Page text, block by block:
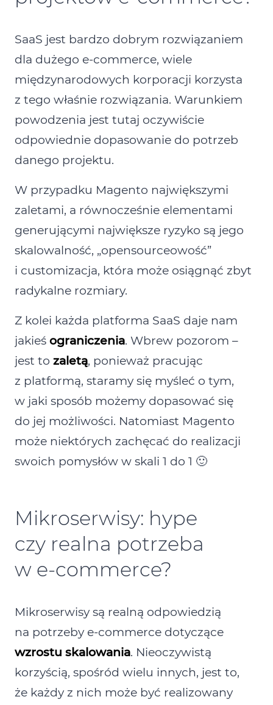
SaaS jest bardzo dobrym rozwiązaniem
dla dużego e‑commerce, wiele
międzynarodowych korporacji korzysta
z tego właśnie rozwiązania. Warunkiem
powodzenia jest tutaj oczywiście
odpowiednie dopasowanie do potrzeb
danego projektu.
W przypadku Magento największymi
zaletami, a równocześnie elementami
generującymi największe ryzyko są jego
skalowalność, „opensourceowość”
i customizacja, która może osiągnąć zbyt
radykalne rozmiary.
Z kolei każda platforma SaaS daje nam
jakieś ograniczenia. Wbrew pozorom –
jest to zaletą, ponieważ pracując
z platformą, staramy się myśleć o tym,
w jaki sposób możemy dopasować się
do jej możliwości. Natomiast Magento
może niektórych zachęcać do realizacji
swoich pomysłów w skali 1 do 1 🙂
Mikroserwisy: hype
czy realna potrzeba
w e‑commerce?
Mikroserwisy są realną odpowiedzią
na potrzeby e‑commerce dotyczące
wzrostu skalowania. Nieoczywistą
korzyścią, spośród wielu innych, jest to,
że każdy z nich może być realizowany